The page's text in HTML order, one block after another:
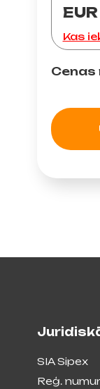
Kas
Cenas
SIA Sipex
Reģ.